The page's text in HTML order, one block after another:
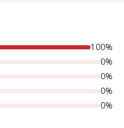
{1} étoiles,
100%
0%
0%
0%
0%